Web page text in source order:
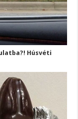
Húsvéti